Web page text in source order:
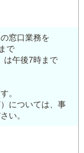
窓口業務を
で
は午後7時まで
。
については、事
い。